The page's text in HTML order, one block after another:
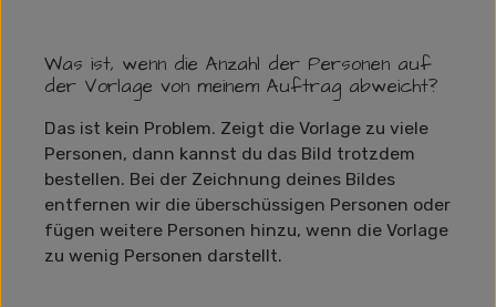
Was ist, wenn die Anzahl der Personen auf
der Vorlage von meinem Auftrag abweicht?
Das ist kein Problem. Zeigt die Vorlage zu viele
Personen, dann kannst du das Bild trotzdem
bestellen. Bei der Zeichnung deines Bildes
entfernen wir die überschüssigen Personen oder
fügen weitere Personen hinzu, wenn die Vorlage
zu wenig Personen darstellt.